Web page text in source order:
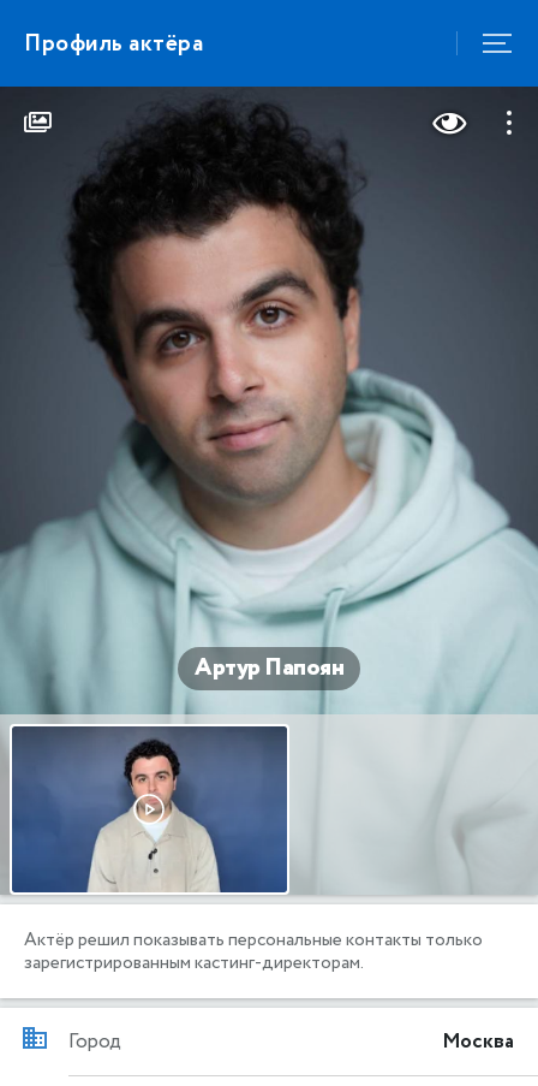
Профиль актёра
Артур Папоян
Актёр решил показывать персональные контакты только
зарегистрированным кастинг-директорам.
Город Москва